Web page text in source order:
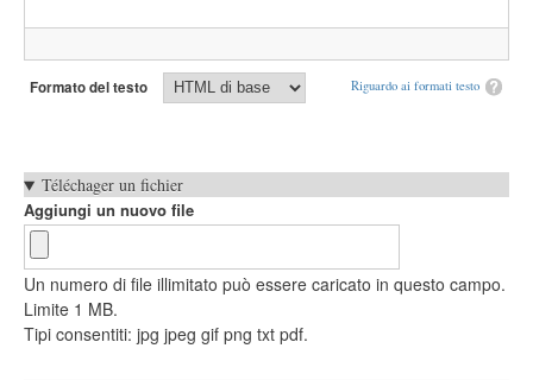
Riguardo ai formati testo
Formato del testo
Téléchager un fichier
Aggiungi un nuovo file
Un numero di file illimitato può essere caricato in questo campo.
Limite 1 MB.
Tipi consentiti: jpg jpeg gif png txt pdf.